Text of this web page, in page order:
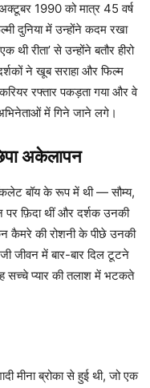
1990 को मात्र 45 वर्ष
दुनिया में उन्होंने कदम रखा
रीता’ से उन्होंने बतौर हीरो
ने खूब सराहा और फिल्म
रफ्तार पकड़ता गया और वे
में गिने जाने लगे।
अकेलापन
बॉय के रूप में थी — सौम्य,
फ़िदा थीं और दर्शक उनकी
कैमरे की रोशनी के पीछे उनकी
जीवन में बार-बार दिल टूटने
सच्चे प्यार की तलाश में भटकते
मीना ब्रोका से हुई थी, जो एक